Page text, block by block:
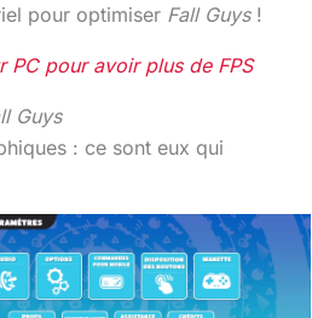
pour optimiser Fall Guys!
PC pour avoir plus de FPS
Guys
: ce sont eux qui